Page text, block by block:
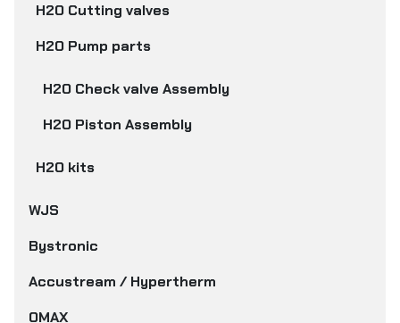
H2O Cutting valves
H2O Pump parts
H2O Check valve Assembly
H2O Piston Assembly
H2O kits
WJS
Bystronic
Accustream / Hypertherm
OMAX